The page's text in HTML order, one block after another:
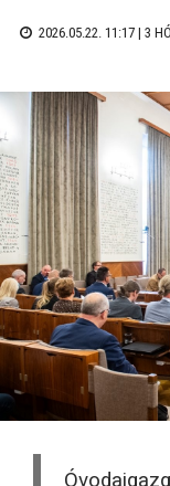
2026.05.22. 11:17 | 3